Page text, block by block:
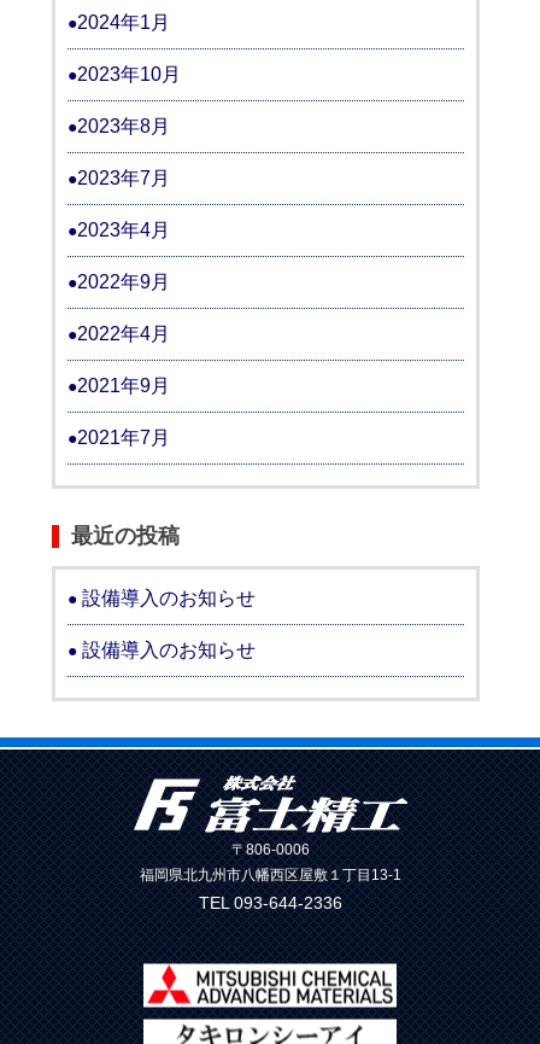
2024年1月
2023年10月
2023年8月
2023年7月
2023年4月
2022年9月
2022年4月
2021年9月
2021年7月
最近の投稿
設備導入のお知らせ
設備導入のお知らせ
〒806-0006
福岡県北九州市八幡西区屋敷１丁目13-1
TEL 093-644-2336